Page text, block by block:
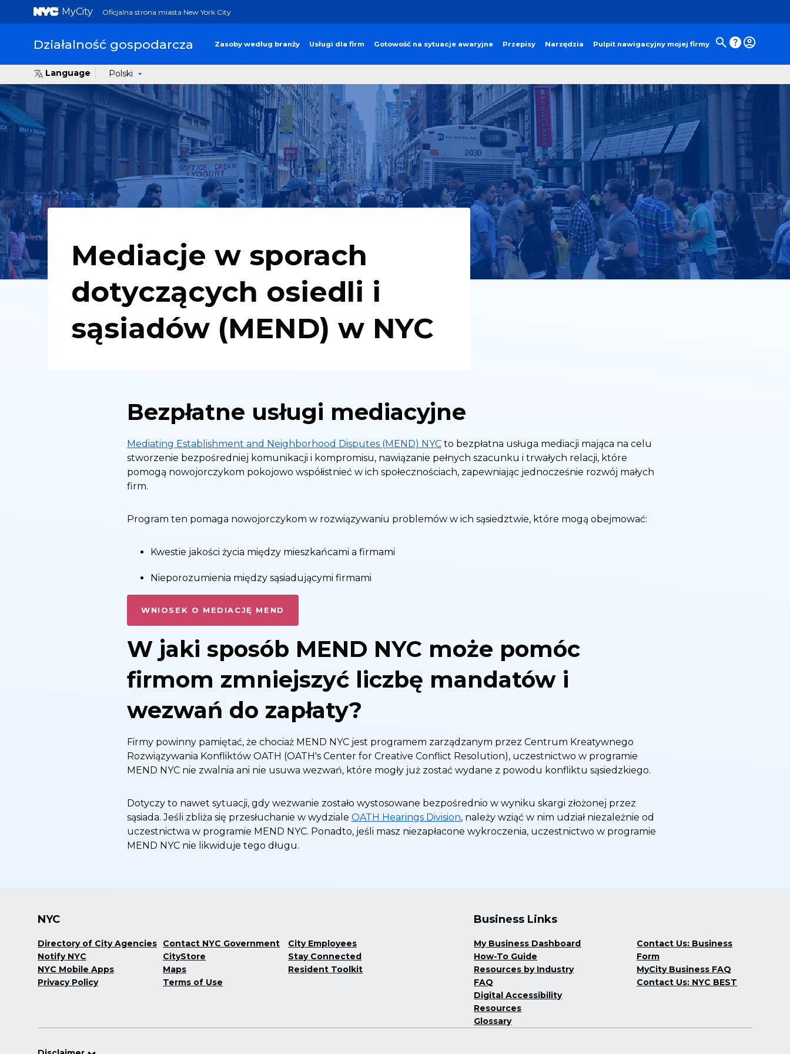
MyCity Oficjalna strona miasta New York City
Działalność gospodarcza Zasoby według branży Usługi dla firm Gotowość na sytuacje awaryjne Przepisy Narzędzia Pulpit nawigacyjny mojej firmy
Language Polski
Mediacje w sporach
dotyczących osiedli i
sąsiadów (MEND) w NYC
Bezpłatne usługi mediacyjne
Mediating Establishment and Neighborhood Disputes (MEND) NYC to bezpłatna usługa mediacji mająca na celu
stworzenie bezpośredniej komunikacji i kompromisu, nawiązanie pełnych szacunku i trwałych relacji, które
pomogą nowojorczykom pokojowo współistnieć w ich społecznościach, zapewniając jednocześnie rozwój małych
firm.
Program ten pomaga nowojorczykom w rozwiązywaniu problemów w ich sąsiedztwie, które mogą obejmować:
Kwestie jakości życia między mieszkańcami a firmami
Nieporozumienia między sąsiadującymi firmami
WNIOSEK O MEDIACJĘ MEND
W jaki sposób MEND NYC może pomóc
firmom zmniejszyć liczbę mandatów i
wezwań do zapłaty?
Firmy powinny pamiętać, że chociaż MEND NYC jest programem zarządzanym przez Centrum Kreatywnego
Rozwiązywania Konfliktów OATH (OATH's Center for Creative Conflict Resolution), uczestnictwo w programie
MEND NYC nie zwalnia ani nie usuwa wezwań, które mogły już zostać wydane z powodu konfliktu sąsiedzkiego.
Dotyczy to nawet sytuacji, gdy wezwanie zostało wystosowane bezpośrednio w wyniku skargi złożonej przez
sąsiada. Jeśli zbliża się przesłuchanie w wydziale OATH Hearings Division, należy wziąć w nim udział niezależnie od
uczestnictwa w programie MEND NYC. Ponadto, jeśli masz niezapłacone wykroczenia, uczestnictwo w programie
MEND NYC nie likwiduje tego długu.
NYC
Directory of City Agencies
Notify NYC
NYC Mobile Apps
Privacy Policy
Contact NYC Government
CityStore
Maps
Terms of Use
City Employees
Stay Connected
Resident Toolkit
Business Links
My Business Dashboard
How-To Guide
Resources by Industry
FAQ
Digital Accessibility
Resources
Glossary
Contact Us: Business
Form
MyCity Business FAQ
Contact Us: NYC BEST